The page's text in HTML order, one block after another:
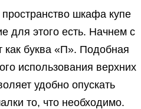
шкафа купе
для этого есть. Начнем с
буква «П». Подобная
использования верхних
удобно опускать
то, что необходимо.